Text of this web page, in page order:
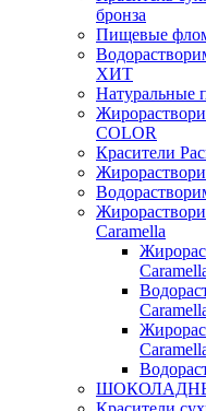
бронза
Пищевые
ХИТ
Натуральные
COLOR
Красители
Caramella